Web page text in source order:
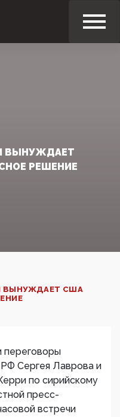
ВЫНУЖДАЕТ
РЕШЕНИЕ
ВЫНУЖДАЕТ США
переговоры
Сергея Лаврова и
по сирийскому
пресс-
встречи